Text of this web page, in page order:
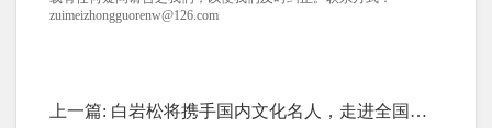
zuimeizhongguorenw@126.com
上一篇: 白岩松将携手国内文化名人，走进全国几